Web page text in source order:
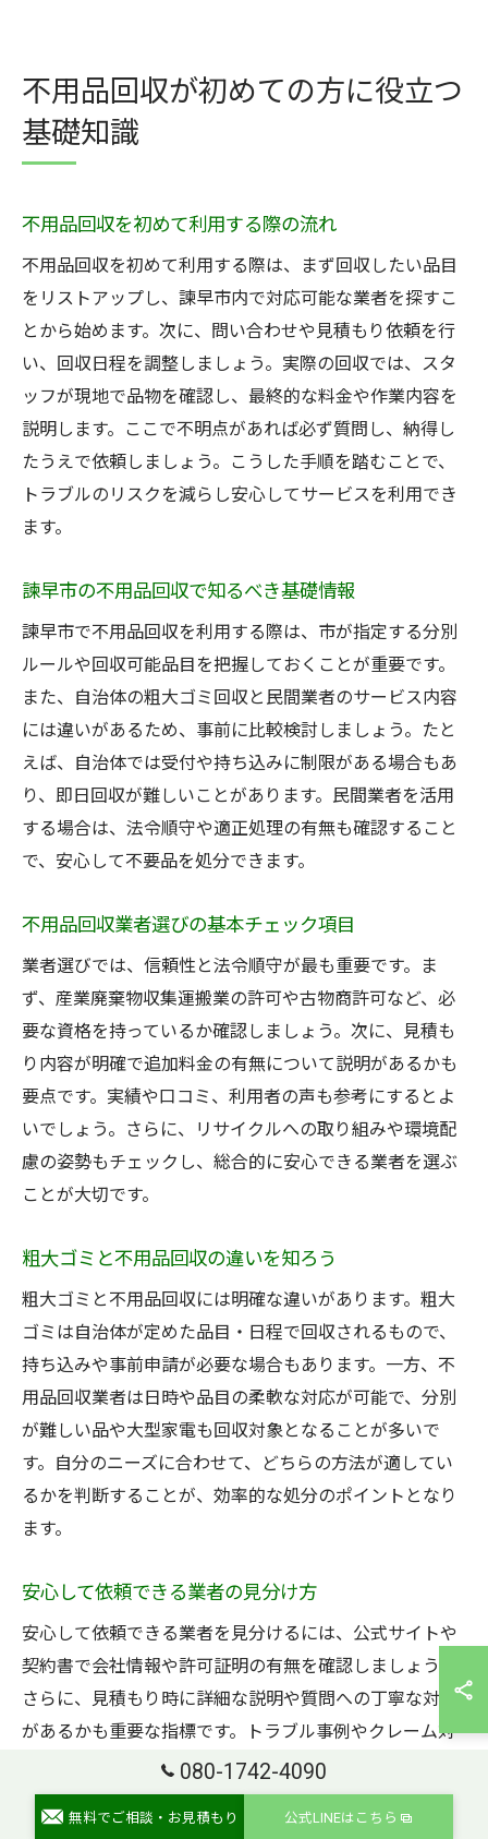
不用品回収が初めての方に役立つ
基礎知識
不用品回収を初めて利用する際の流れ
不用品回収を初めて利用する際は、まず回収したい品目
をリストアップし、諫早市内で対応可能な業者を探すこ
とから始めます。次に、問い合わせや見積もり依頼を行
い、回収日程を調整しましょう。実際の回収では、スタ
ッフが現地で品物を確認し、最終的な料金や作業内容を
説明します。ここで不明点があれば必ず質問し、納得し
たうえで依頼しましょう。こうした手順を踏むことで、
トラブルのリスクを減らし安心してサービスを利用でき
ます。
諫早市の不用品回収で知るべき基礎情報
諫早市で不用品回収を利用する際は、市が指定する分別
ルールや回収可能品目を把握しておくことが重要です。
また、自治体の粗大ゴミ回収と民間業者のサービス内容
には違いがあるため、事前に比較検討しましょう。たと
えば、自治体では受付や持ち込みに制限がある場合もあ
り、即日回収が難しいことがあります。民間業者を活用
する場合は、法令順守や適正処理の有無も確認すること
で、安心して不要品を処分できます。
不用品回収業者選びの基本チェック項目
業者選びでは、信頼性と法令順守が最も重要です。ま
ず、産業廃棄物収集運搬業の許可や古物商許可など、必
要な資格を持っているか確認しましょう。次に、見積も
り内容が明確で追加料金の有無について説明があるかも
要点です。実績や口コミ、利用者の声も参考にするとよ
いでしょう。さらに、リサイクルへの取り組みや環境配
慮の姿勢もチェックし、総合的に安心できる業者を選ぶ
ことが大切です。
粗大ゴミと不用品回収の違いを知ろう
粗大ゴミと不用品回収には明確な違いがあります。粗大
ゴミは自治体が定めた品目・日程で回収されるもので、
持ち込みや事前申請が必要な場合もあります。一方、不
用品回収業者は日時や品目の柔軟な対応が可能で、分別
が難しい品や大型家電も回収対象となることが多いで
す。自分のニーズに合わせて、どちらの方法が適してい
るかを判断することが、効率的な処分のポイントとなり
ます。
安心して依頼できる業者の見分け方
安心して依頼できる業者を見分けるには、公式サイトや
契約書で会社情報や許可証明の有無を確認しましょう。
さらに、見積もり時に詳細な説明や質問への丁寧な対応
があるかも重要な指標です。トラブル事例やクレーム対
応の実績も調査し、信頼できる業者を選ぶことがリスク
回避につながります。複数業者の比較や口コミチェック
も欠かさず行いましょう。
080-1742-4090
無料でご相談・お見積もり 公式LINEはこちら